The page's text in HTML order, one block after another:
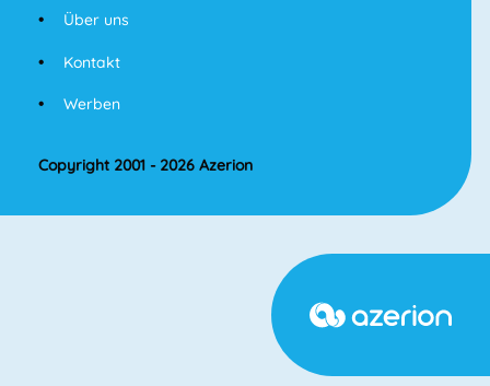
Über uns
Kontakt
Werben
Copyright 2001 - 2026 Azerion